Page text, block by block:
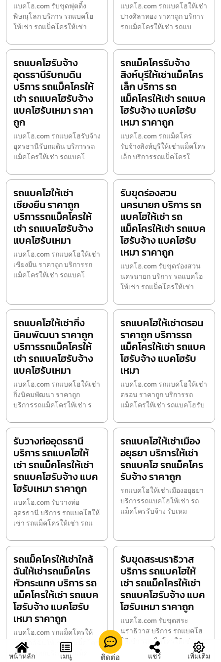
แบคโฮ.com รับขุดฟุตติ้ง
พิษณุโลก บริการ รถแบคโฮ
ให้เช่า รถแม็คโครให้เช่า
แบคโฮ.com รถแบคโฮให้เช่า
ปางศิลาทอง ราคาถูก บริการ
รถแม็คโครให้เช่า รถแบ
รถแบคโฮรับจ้าง
อุดรธานีรับถมดิน
บริการ รถแม็คโครให้
เช่า รถแบคโฮรับจ้าง
แบคโฮรับเหมา ราคา
ถูก
แบคโฮ.com รถแบคโฮรับจ้าง
อุดรธานีรับถมดิน บริการรถ
แม็คโครให้เช่า รถแบคโ
รถแม็คโครรับจ้าง
สิงห์บุรีให้เช่าแม็คโคร
เล็ก บริการ รถ
แม็คโครให้เช่า รถแบค
โฮรับจ้าง แบคโฮรับ
เหมา ราคาถูก
แบคโฮ.com รถแม็คโคร
รับจ้างสิงห์บุรีให้เช่าแม็คโคร
เล็ก บริการรถแม็คโครใ
รถแบคโฮให้เช่า
เชียงยืน ราคาถูก
บริการรถแม็คโครให้
เช่า รถแบคโฮรับจ้าง
แบคโฮรับเหมา
แบคโฮ.com รถแบคโฮให้เช่า
เชียงยืน ราคาถูก บริการรถ
แม็คโครให้เช่า รถแบคโ
รับขุดร่องสวน
นครนายก บริการ รถ
แบคโฮให้เช่า รถ
แม็คโครให้เช่า รถแบค
โฮรับจ้าง แบคโฮรับ
เหมา ราคาถูก
แบคโฮ.com รับขุดร่องสวน
นครนายก บริการ รถแบคโฮ
ให้เช่า รถแม็คโครให้เช่า
รถแบคโฮให้เช่ากิ่ง
นิคมพัฒนา ราคาถูก
บริการรถแม็คโครให้
เช่า รถแบคโฮรับจ้าง
แบคโฮรับเหมา
แบคโฮ.com รถแบคโฮให้เช่า
กิ่งนิคมพัฒนา ราคาถูก
บริการรถแม็คโครให้เช่า ร
รถแบคโฮให้เช่าตรอน
ราคาถูก บริการรถ
แม็คโครให้เช่า รถแบค
โฮรับจ้าง แบคโฮรับ
เหมา
แบคโฮ.com รถแบคโฮให้เช่า
ตรอน ราคาถูก บริการรถ
แม็คโครให้เช่า รถแบคโฮรับ
รับวางท่ออุดรธานี
บริการ รถแบคโฮให้
เช่า รถแม็คโครให้เช่า
รถแบคโฮรับจ้าง แบค
โฮรับเหมา ราคาถูก
แบคโฮ.com รับวางท่อ
อุดรธานี บริการ รถแบคโฮให้
เช่า รถแม็คโครให้เช่า รถแ
รถแบคโฮให้เช่าเมือง
อยุธยา บริการให้เช่า
รถแบคโฮ รถแม็คโคร
รับจ้าง ราคาถูก
รถแบคโฮให้เช่าเมืองอยุธยา
บริการรถแบคโฮให้เช่า รถ
แม็คโครรับจ้าง รับเหม
รถแม็คโครให้เช่าใกล้
ฉันให้เช่ารถแม็คโคร
หัวกระแทก บริการ รถ
แม็คโครให้เช่า รถแบค
โฮรับจ้าง แบคโฮรับ
เหมา ราคาถูก
แบคโฮ.com รถแม็คโครให้
เช่าใกล้ฉันให้เช่ารถแม็คโคร
หัวกระแทกบริการรถแม็ค
รับขุดสระนราธิวาส
บริการ รถแบคโฮให้
เช่า รถแม็คโครให้เช่า
รถแบคโฮรับจ้าง แบค
โฮรับเหมา ราคาถูก
แบคโฮ.com รับขุดสระ
นราธิวาส บริการ รถแบคโฮ
ให้เช่า รถแม็คโครให้เช่า รถแ
หน้าหลัก
เมนู ติดต่อ แชร์ เพิ่มเติม